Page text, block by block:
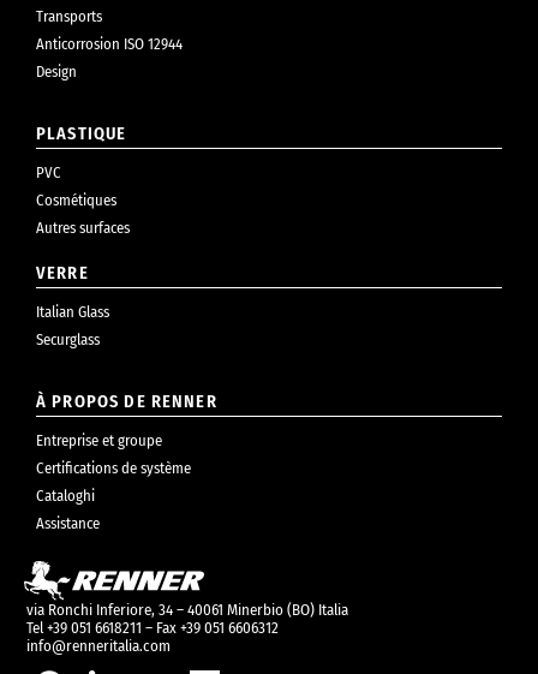
Transports
Anticorrosion ISO 12944
Design
PLASTIQUE
PVC
Cosmétiques
Autres surfaces
VERRE
Italian Glass
Securglass
À PROPOS DE RENNER
Entreprise et groupe
Certifications de système
Cataloghi
Assistance
via Ronchi Inferiore, 34 – 40061 Minerbio (BO) Italia
Tel +39 051 6618211 – Fax +39 051 6606312
info@renneritalia.com